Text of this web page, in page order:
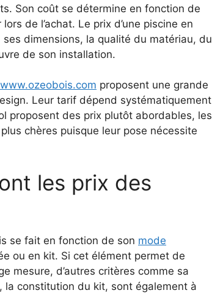
Son coût se détermine en fonction de
de l’achat. Le prix d’une piscine en
dimensions, la qualité du matériau, du
de son installation.
proposent une grande
Leur tarif dépend systématiquement
proposent des prix plutôt abordables, les
chères puisque leur pose nécessite
les prix des
se fait en fonction de son mode
ou en kit. Si cet élément permet de
mesure, d’autres critères comme sa
constitution du kit, sont également à